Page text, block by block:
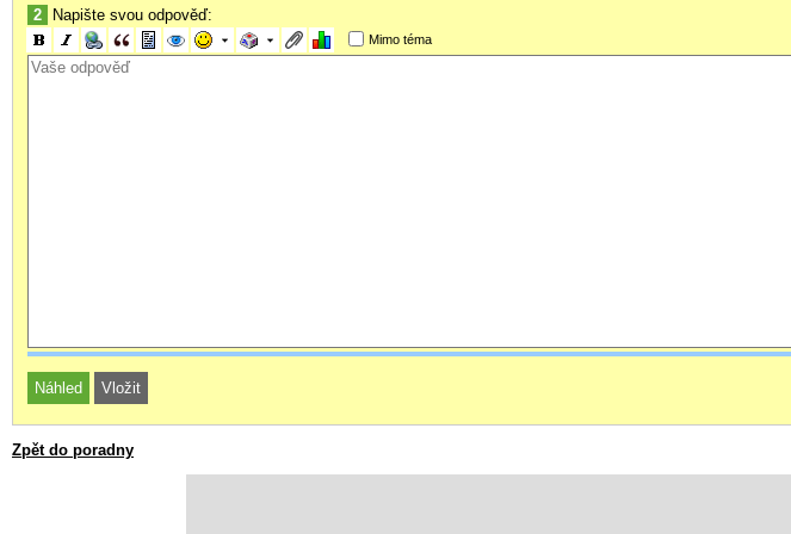
2 Napište svou odpověď:
Mimo téma
Zpět do poradny